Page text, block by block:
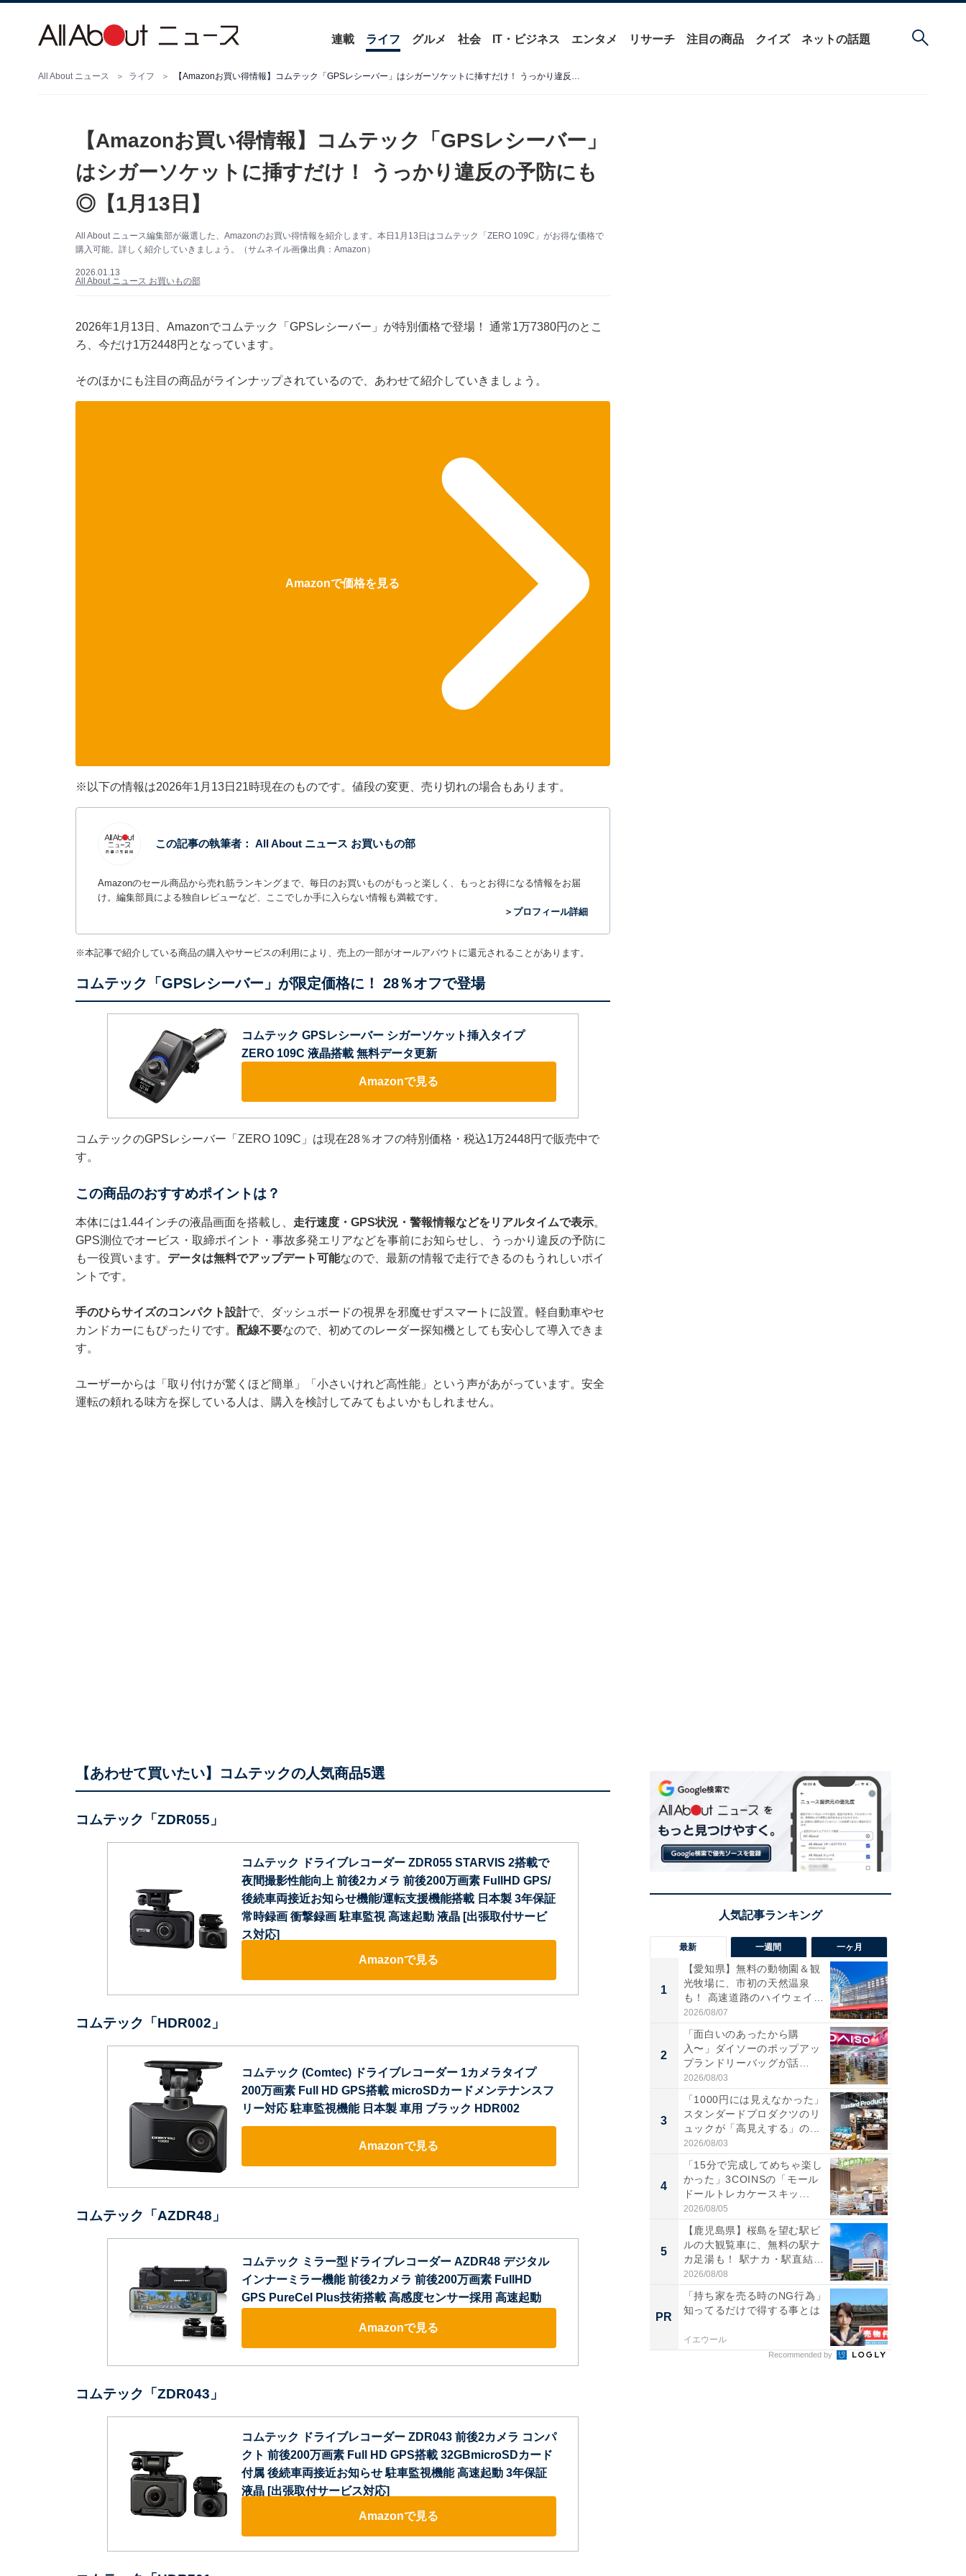
連載 ライフ グルメ 社会 IT・ビジネス エンタメ リサーチ 注目の商品 クイズ ネットの話題
All About ニュース ライフ 【Amazonお買い得情報】コムテック「GPSレシーバー」はシガーソケットに挿すだけ！ うっかり違反の予防にも◎【1月13日】
【Amazonお買い得情報】コムテック「GPSレシーバー」
はシガーソケットに挿すだけ！ うっかり違反の予防にも
◎【1月13日】
All About ニュース編集部が厳選した、Amazonのお買い得情報を紹介します。本日1月13日はコムテック「ZERO 109C」がお得な価格で
購入可能。詳しく紹介していきましょう。（サムネイル画像出典：Amazon）
2026.01.13
All About ニュース お買いもの部
2026年1月13日、Amazonでコムテック「GPSレシーバー」が特別価格で登場！ 通常1万7380円のとこ
ろ、今だけ1万2448円となっています。
そのほかにも注目の商品がラインナップされているので、あわせて紹介していきましょう。
Amazonで価格を見る
※以下の情報は2026年1月13日21時現在のものです。値段の変更、売り切れの場合もあります。
この記事の執筆者： All About ニュース お買いもの部
Amazonのセール商品から売れ筋ランキングまで、毎日のお買いものがもっと楽しく、もっとお得になる情報をお届
け。編集部員による独自レビューなど、ここでしか手に入らない情報も満載です。
＞プロフィール詳細
※本記事で紹介している商品の購入やサービスの利用により、売上の一部がオールアバウトに還元されることがあります。
コムテック「GPSレシーバー」が限定価格に！ 28％オフで登場
コムテック GPSレシーバー シガーソケット挿入タイプ
ZERO 109C 液晶搭載 無料データ更新
Amazonで見る
コムテックのGPSレシーバー「ZERO 109C」は現在28％オフの特別価格・税込1万2448円で販売中で
す。
この商品のおすすめポイントは？
本体には1.44インチの液晶画面を搭載し、 走行速度・GPS状況・警報情報などをリアルタイムで表示。
GPS測位でオービス・取締ポイント・事故多発エリアなどを事前にお知らせし、うっかり違反の予防に
も一役買います。 データは無料でアップデート可能なので、最新の情報で走行できるのもうれしいポイ
ントです。
手のひらサイズのコンパクト設計で、ダッシュボードの視界を邪魔せずスマートに設置。軽自動車やセ
カンドカーにもぴったりです。 配線不要なので、初めてのレーダー探知機としても安心して導入できま
す。
ユーザーからは「取り付けが驚くほど簡単」「小さいけれど高性能」という声があがっています。安全
運転の頼れる味方を探している人は、購入を検討してみてもよいかもしれません。
【あわせて買いたい】コムテックの人気商品5選
コムテック「ZDR055」
コムテック ドライブレコーダー ZDR055 STARVIS 2搭載で
夜間撮影性能向上 前後2カメラ 前後200万画素 FullHD GPS/
後続車両接近お知らせ機能/運転支援機能搭載 日本製 3年保証
常時録画 衝撃録画 駐車監視 高速起動 液晶 [出張取付サービ
ス対応]
Amazonで見る
コムテック「HDR002」
コムテック (Comtec) ドライブレコーダー 1カメラタイプ
200万画素 Full HD GPS搭載 microSDカードメンテナンスフ
リー対応 駐車監視機能 日本製 車用 ブラック HDR002
Amazonで見る
コムテック「AZDR48」
コムテック ミラー型ドライブレコーダー AZDR48 デジタル
インナーミラー機能 前後2カメラ 前後200万画素 FullHD
GPS PureCel Plus技術搭載 高感度センサー採用 高速起動
Amazonで見る
コムテック「ZDR043」
コムテック ドライブレコーダー ZDR043 前後2カメラ コンパ
クト 前後200万画素 Full HD GPS搭載 32GBmicroSDカード
付属 後続車両接近お知らせ 駐車監視機能 高速起動 3年保証
液晶 [出張取付サービス対応]
Amazonで見る
最新 一週間 一ヶ月
1
【愛知県】無料の動物園＆観
光牧場に、市初の天然温泉
も！ 高速道路のハイウェイオ
ア...
2026/08/07
2
「面白いのあったから購
入〜」ダイソーのポップアッ
プランドリーバッグが話
題。“さま...
2026/08/03
3
「1000円には見えなかった」
スタンダードプロダクツのリ
ュックが「高見えする」の...
2026/08/03
4
「15分で完成してめちゃ楽し
かった」3COINSの「モール
ドールトレカケースキッ...
2026/08/05
5
【鹿児島県】桜島を望む駅ビ
ルの大観覧車に、無料の駅ナ
カ足湯も！ 駅ナカ・駅直結
ス...
2026/08/08
PR
「持ち家を売る時のNG行為」
知ってるだけで得する事とは
イエウール
Recommended by